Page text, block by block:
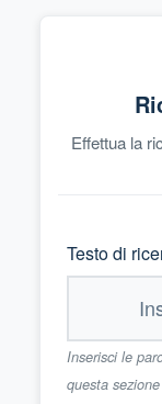
Effettua la
Testo di
Inserisci le
questa sezione